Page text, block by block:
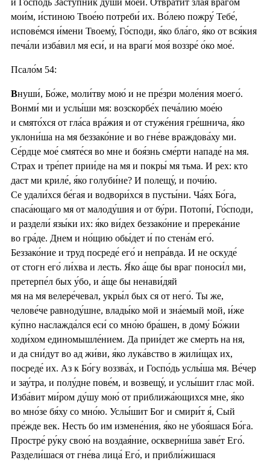
мои́м, и́стиною Твое́ю потреби́ их. Во́лею пожру́ Тебе́,
испове́мся и́мени Твоему́, Го́споди, я́ко бла́го, я́ко от вся́кия
печа́ли изба́вил мя еси́, и на враги́ моя́ воззре́ о́ко мое́.
Псало́м 54:
Внуши́, Бо́же, моли́тву мою́ и не пре́зри моле́ния моего́.
Вонми́ ми и услы́ши мя: возскорбе́х печа́лию мое́ю
и смято́хся от гла́са вра́жия и от стуже́ния гре́шнича, я́ко
уклони́ша на мя беззако́ние и во гне́ве враждова́ху ми.
Се́рдце мое́ смяте́ся во мне и боя́знь сме́рти нападе́ на мя.
Страх и тре́пет прии́де на мя и покры́ мя тьма. И рех: кто
даст ми криле́, я́ко голуби́не? И полещу́, и почи́ю.
Се удали́хся бе́гая и водвори́хся в пусты́ни. Ча́ях Бо́га,
спаса́ющаго мя от малоду́шия и от бу́ри. Потопи́, Го́споди,
и раздели́ язы́ки их: я́ко ви́дех беззако́ние и пререка́ние
во гра́де. Днем и но́щию обы́дет и́ по стена́м его́.
Беззако́ние и труд посреде́ его́ и непра́вда. И не оскуде́
от стогн его́ ли́хва и лесть. Я́ко а́ще бы враг поноси́л ми,
претерпе́л бых у́бо, и а́ще бы ненави́дяй
мя на мя велере́чевал, укры́л бых ся от него́. Ты же,
челове́че равноду́шне, влады́ко мой и зна́емый мой, и́же
ку́пно наслажда́лся еси́ со мно́ю бра́шен, в дому́ Бо́жии
ходи́хом единомышле́нием. Да прии́дет же смерть на ня,
и да сни́дут во ад жи́ви, я́ко лука́вство в жили́щах их,
посреде́ их. Аз к Бо́гу воззва́х, и Госпо́дь услы́ша мя. Ве́чер
и зау́тра, и полу́дне пове́м, и возвещу́, и услы́шит глас мой.
Изба́вит ми́ром ду́шу мою́ от приближа́ющихся мне, я́ко
во мно́зе бя́ху со мно́ю. Услы́шит Бог и смири́т я́, Сый
пре́жде век. Несть бо им измене́ния, я́ко не убоя́шася Бо́га.
Простре́ ру́ку свою́ на воздая́ние, оскверни́ша заве́т Его́.
Раздели́шася от гне́ва лица́ Его́, и прибли́жишася